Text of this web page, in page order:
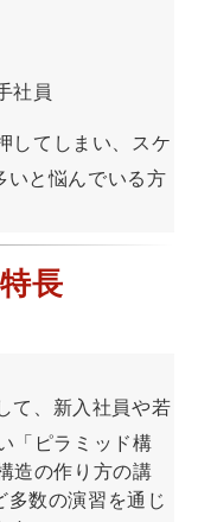
社員
してしまい、スケ
いと悩んでいる方
長
て、新入社員や若
「ピラミッド構
造の作り方の講
数の演習を通じ